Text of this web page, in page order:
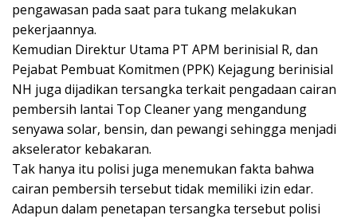
pengawasan pada saat para tukang melakukan
pekerjaannya.
Kemudian Direktur Utama PT APM berinisial R, dan
Pejabat Pembuat Komitmen (PPK) Kejagung berinisial
NH juga dijadikan tersangka terkait pengadaan cairan
pembersih lantai Top Cleaner yang mengandung
senyawa solar, bensin, dan pewangi sehingga menjadi
akselerator kebakaran.
Tak hanya itu polisi juga menemukan fakta bahwa
cairan pembersih tersebut tidak memiliki izin edar.
Adapun dalam penetapan tersangka tersebut polisi